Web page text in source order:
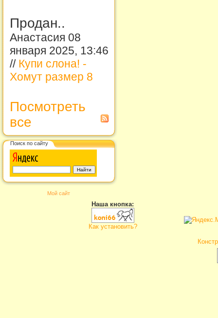
Продан..
Анастасия 08
января 2025, 13:46
// Купи слона! -
Хомут размер 8
Посмотреть
все
Поиск по сайту
Мой сайт
Наша кнопка:
Как установить?